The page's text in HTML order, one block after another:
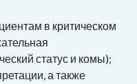
в критическом
статус и комы);
а также